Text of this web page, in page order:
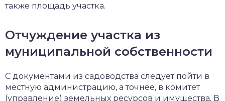
также площадь участка.
Отчуждение участка из
муниципальной собственности
С документами из садоводства следует пойти в
местную администрацию, а точнее, в комитет
(управление) земельных ресурсов и имущества. В